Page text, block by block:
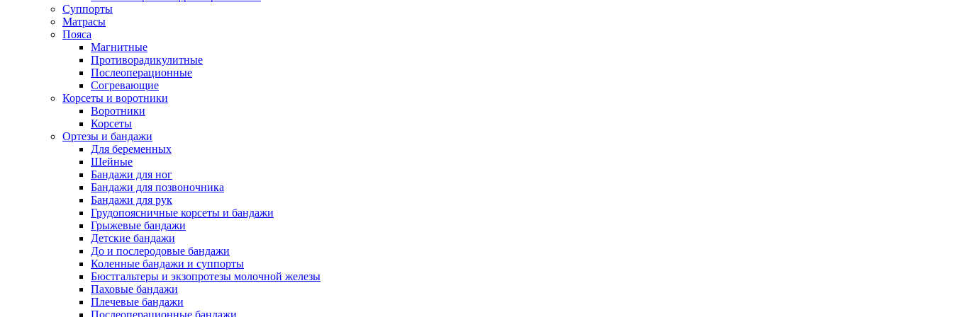
Суппорты
Матрасы
Пояса
Магнитные
Противорадикулитные
Послеоперационные
Согревающие
Корсеты и воротники
Воротники
Корсеты
Ортезы и бандажи
Для беременных
Шейные
Бандажи для ног
Бандажи для позвоночника
Бандажи для рук
Грудопоясничные корсеты и бандажи
Грыжевые бандажи
Детские бандажи
До и послеродовые бандажи
Коленные бандажи и суппорты
Бюстгальтеры и экзопротезы молочной железы
Паховые бандажи
Плечевые бандажи
Послеоперационные бандажи